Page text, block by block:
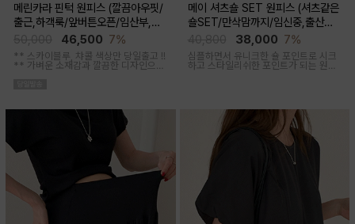
메린카라 핀턱 원피스 (깔끔아우핏/
출근,하객룩/앞버튼오픈/임산부,출
산후 착용가능)46,500 7%
** 스카이블루, 챠콜 색상만 당일출고 !!
** 가벼운 소재감과 깔끔한 디자인으로
메이 셔츠숄 SET 원피스 (셔츠같은
숄SET/만삭맘까지/임신중,출산후
38,000 7%
심플하면서 유니크한 숄 포인트로 시크
하고 스타일리쉬한 포인트가 되는 원피